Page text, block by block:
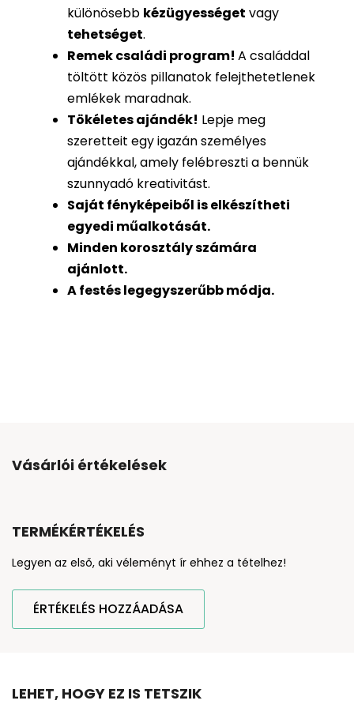
különösebb kézügyességet vagy
tehetséget.
Remek családi program! A családdal
töltött közös pillanatok felejthetetlenek
emlékek maradnak.
Tökéletes ajándék! Lepje meg
szeretteit egy igazán személyes
ajándékkal, amely felébreszti a bennük
szunnyadó kreativitást.
Saját fényképeiből iselkészítheti
egyedi műalkotását.
Minden korosztály számára
ajánlott.
A festés legegyszerűbb módja.
Vásárlói értékelések
TERMÉKÉRTÉKELÉS
Legyen az első, aki véleményt ír ehhez a tételhez!
ÉRTÉKELÉS HOZZÁADÁSA
LEHET, HOGY EZ IS TETSZIK